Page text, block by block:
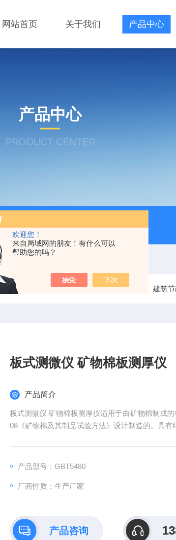
欢迎您！
来自局域网的朋友！有什么可以
帮助您的吗？
网站首页 关于我们 产品中心
产品中心
PRODUCT CENTER
拉弹性模量试验装置
当前位置：首页 产品中心 建筑
板式测微仪 矿物棉板测厚仪
产品简介
板式测微仪 矿物棉板测厚仪适用于由矿物棉制成
08《矿物棉及其制品试验方法》设计制造的。具有
产品型号：GBT5480
厂商性质：生产厂家
产品咨询